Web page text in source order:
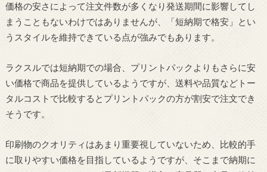
価格の安さによって注文件数が多くなり発送期間に影響してし
まうこともないわけではありませんが、「短納期で格安」とい
うスタイルを維持できている点が強みでもあります。
ラクスルでは短納期での場合、プリントパックよりもさらに安
い価格で商品を提供しているようですが、送料や品質などトー
タルコストで比較するとプリントパックの方が割安で注文でき
そうです。
印刷物のクオリティはあまり重要視していないため、比較的手
に取りやすい価格を目指しているようですが、そこまで納期に